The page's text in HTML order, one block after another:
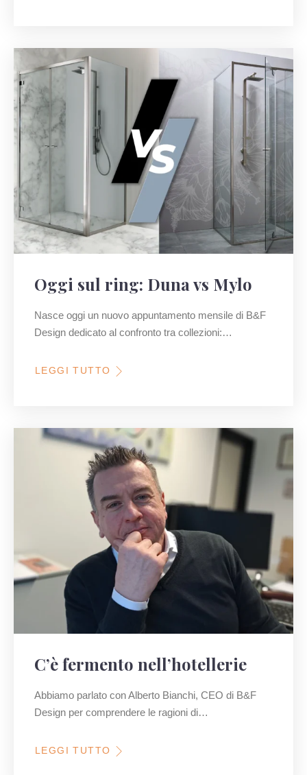
Oggi sul ring: Duna vs Mylo
Nasce oggi un nuovo appuntamento mensile di B&F
Design dedicato al confronto tra collezioni:…
LEGGI TUTTO
C’è fermento nell’hotellerie
Abbiamo parlato con Alberto Bianchi, CEO di B&F
Design per comprendere le ragioni di…
LEGGI TUTTO